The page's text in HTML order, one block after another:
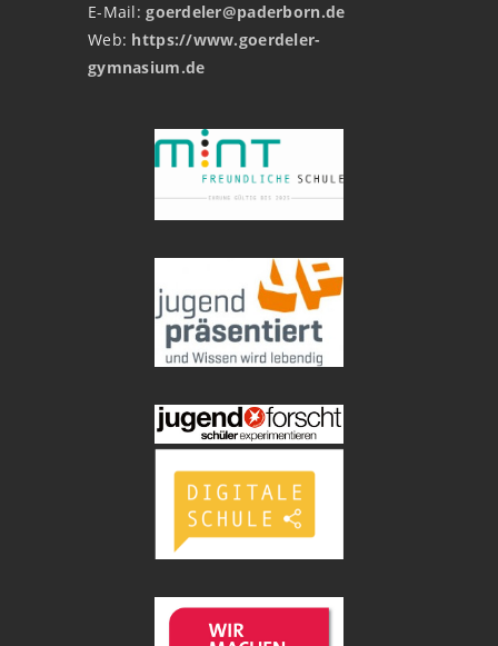
E-Mail:goerdeler@paderborn.de
Web: https://www.goerdeler-
gymnasium.de